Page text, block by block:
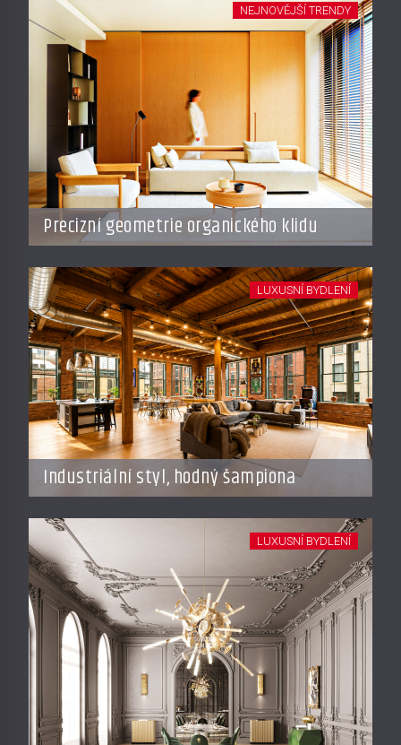
Precizní geometrie organického klidu
NEJNOVĚJŠÍ TRENDY
Industriální styl, hodný šampiona
LUXUSNÍ BYDLENÍ
LUXUSNÍ BYDLENÍ